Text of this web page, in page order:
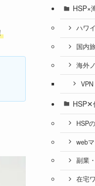
HSP×
ハワ
国内
海外
VPN
HSP✕
HSP
web
副業
在宅